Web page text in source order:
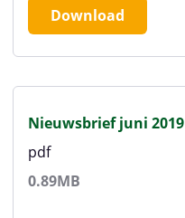
Download
Nieuwsbrief juni 2019
pdf
0.89MB